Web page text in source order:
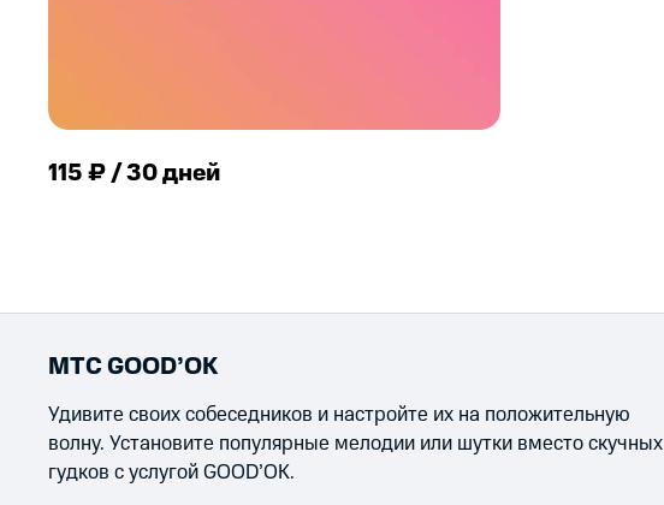
115 ₽ / 30 дней
МТС GOOD’OK
Удивите своих собеседников и настройте их на положительную
волну. Установите популярные мелодии или шутки вместо скучных
гудков с услугой GOOD’OK.